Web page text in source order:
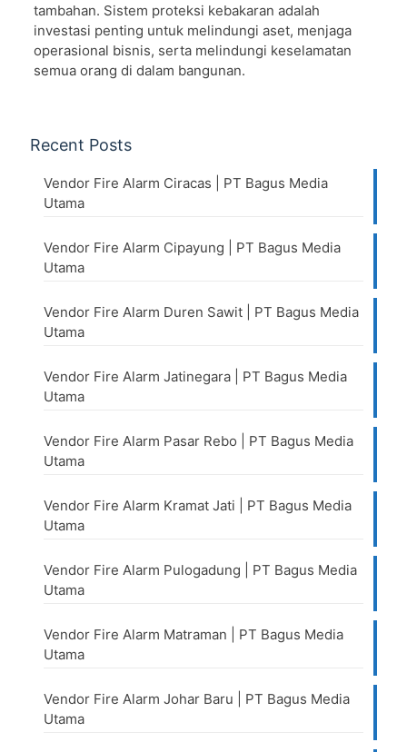
tambahan. Sistem proteksi kebakaran adalah
investasi penting untuk melindungi aset, menjaga
operasional bisnis, serta melindungi keselamatan
semua orang di dalam bangunan.
Recent Posts
Vendor Fire Alarm Ciracas | PT Bagus Media
Utama
Vendor Fire Alarm Cipayung | PT Bagus Media
Utama
Vendor Fire Alarm Duren Sawit | PT Bagus Media
Utama
Vendor Fire Alarm Jatinegara | PT Bagus Media
Utama
Vendor Fire Alarm Pasar Rebo | PT Bagus Media
Utama
Vendor Fire Alarm Kramat Jati | PT Bagus Media
Utama
Vendor Fire Alarm Pulogadung | PT Bagus Media
Utama
Vendor Fire Alarm Matraman | PT Bagus Media
Utama
Vendor Fire Alarm Johar Baru | PT Bagus Media
Utama